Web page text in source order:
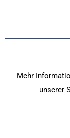
Mehr
unserer